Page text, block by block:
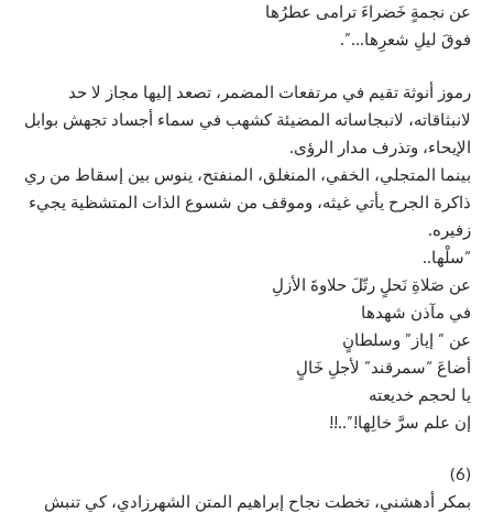
عن نجمةٍ خَضراءَ ترامى عطرُها
فوقَ ليلِ شعرِها…”.
رموز أنوثة تقيم في مرتفعات المضمر، تصعد إليها مجاز لا حد
لانبثاقاته، لانبجاساته المضيئة كشهب في سماء أجساد تجهش بوابل
الإيحاء، وتذرف مدار الرؤى.
بينما المتجلي، الخفي، المنغلق، المنفتح، ينوس بين إسقاط من ري
ذاكرة الجرح يأتي غيثه، وموقف من شسوع الذات المتشظية يجيء
زفيره.
“سلْها..
عن صَلاةِ نَحلٍ رتّلَ حلاوةَ الأزلِ
في مآذن شهدها
عن ” إياز” وسلطانٍ
أضاعَ “سمرقند” لأجلِ خَالٍ
يا لحجم خديعته
إن علم سرَّ خالِها!”..!!
(6)
بمكر أدهشني، تخطت نجاح إبراهيم المتن الشهرزادي، كي تنبش